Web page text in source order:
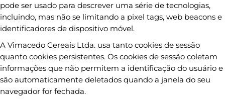
pode ser usado para descrever uma série de tecnologias,
incluindo, mas não se limitando a pixel tags, web beacons e
identificadores de dispositivo móvel.
A Vimacedo Cereais Ltda. usa tanto cookies de sessão
quanto cookies persistentes. Os cookies de sessão coletam
informações que não permitem a identificação do usuário e
são automaticamente deletados quando a janela do seu
navegador for fechada.